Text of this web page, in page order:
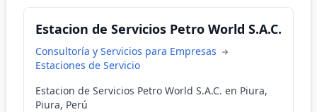
Estacion de Servicios Petro World S.A.C.
Consultoría y Servicios para Empresas
Estaciones de Servicio
Estacion de Servicios Petro World S.A.C. en Piura,
Piura, Perú